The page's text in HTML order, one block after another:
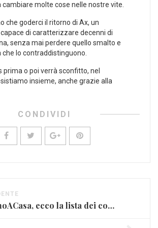
cambiare molte cose nelle nostre vite.
che goderci il ritorno di Ax, un
di caratterizzare decenni di
senza mai perdere quello smalto e
che lo contraddistinguono.
prima o poi verrà sconfitto, nel
insieme, anche grazie alla
CONDIVIDI
IoSuonoACasa, ecco la lista dei concerti in streaming per l’emergenza Coronavirus